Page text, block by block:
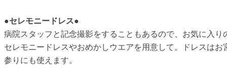
●セレモニードレス●
病院スタッフと記念撮影をすることもあるので、お気に入り
セレモニードレスやおめかしウエアを用意して。ドレスはお
参りにも使えます。